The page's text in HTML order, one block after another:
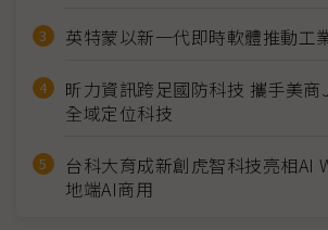
英特蒙以新一代即時軟體推動工
昕力資訊跨足國防科技 攜手美
全域定位科技
台科大育成新創虎智科技亮相AI
地端AI商用